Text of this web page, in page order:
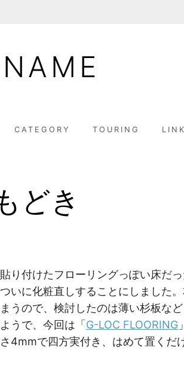
CATEGORY TOURING
どき
り付けたフローリングっぽい床だ
いに化粧直しすることにしました
うので、検討したのは薄い杉板な
うで、今回は「G-LOC FLOORING
4mmで四方実付き、はめて置くだ